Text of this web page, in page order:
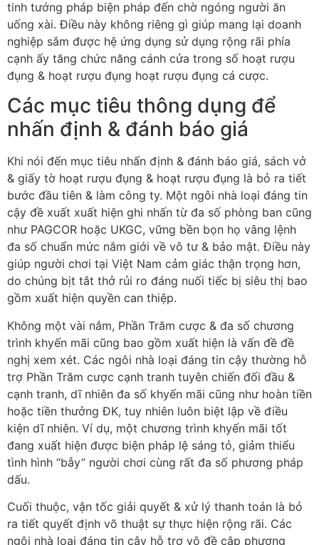
tinh tướng pháp biện pháp đến chờ ngóng người ăn
uống xài. Điều này không riêng gì giúp mang lại doanh
nghiệp sắm được hệ ứng dụng sử dụng rộng rãi phía
cạnh ấy tăng chức năng cánh cửa trong số hoạt rượu
đụng & hoạt rượu đụng hoạt rượu đụng cá cược.
Các mục tiêu thông dụng để
nhấn định & đánh báo giá
Khi nói đến mục tiêu nhấn định & đánh báo giá, sách vở
& giấy tờ hoạt rượu đụng & hoạt rượu đụng là bỏ ra tiết
bước đầu tiên & làm công ty. Một ngôi nhà loại đáng tin
cậy đề xuất xuất hiện ghi nhấn từ đa số phòng ban cũng
như PAGCOR hoặc UKGC, vững bền bọn họ vâng lệnh
đa số chuẩn mức nắm giới về vô tư & bảo mật. Điều này
giúp người chơi tại Việt Nam cảm giác thận trọng hơn,
do chúng bịt tắt thở rủi ro đáng nuối tiếc bị siêu thị bao
gồm xuất hiện quyền can thiệp.
Không một vài nắm, Phần Trăm cược & đa số chương
trình khyến mãi cũng bao gồm xuất hiện là vấn đề đề
nghị xem xét. Các ngôi nhà loại đáng tin cậy thường hỗ
trợ Phần Trăm cược cạnh tranh tuyên chiến đối đầu &
cạnh tranh, dĩ nhiên đa số khyến mãi cũng như hoàn tiền
hoặc tiền thưởng ĐK, tuy nhiên luôn biệt lập về điều
kiện dĩ nhiên. Ví dụ, một chương trình khyến mãi tốt
đang xuất hiện được biện pháp lệ sáng tỏ, giảm thiểu
tình hình “bẫy” người chơi cùng rất đa số phương pháp
dấu.
Cuối thuộc, vận tốc giải quyết & xử lý thanh toán là bỏ
ra tiết quyết định võ thuật sự thực hiện rộng rãi. Các
ngôi nhà loại đáng tin cậy hỗ trợ vô đề cập phương